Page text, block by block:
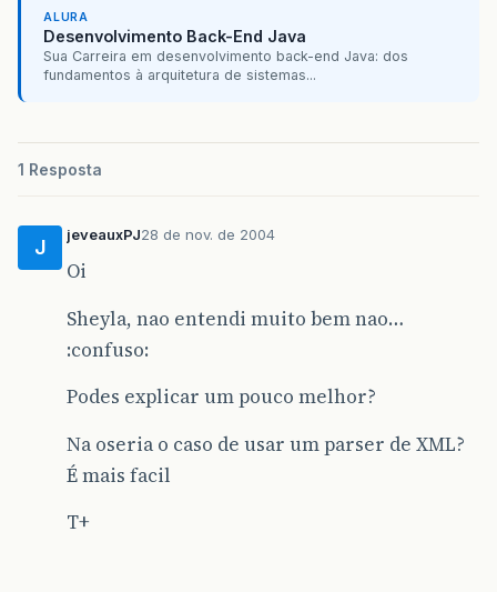
ALURA
Desenvolvimento Back-End Java
Sua Carreira em desenvolvimento back-end Java: dos
fundamentos à arquitetura de sistemas...
1 Resposta
J
jeveauxPJ28 de nov. de 2004
Oi
Sheyla, nao entendi muito bem nao…
:confuso:
Podes explicar um pouco melhor?
Na oseria o caso de usar um parser de XML?
É mais facil
T+